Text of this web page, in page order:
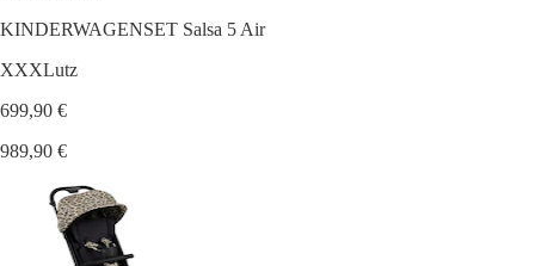
KINDERWAGENSET Salsa 5 Air
XXXLutz
699,90 €
989,90 €